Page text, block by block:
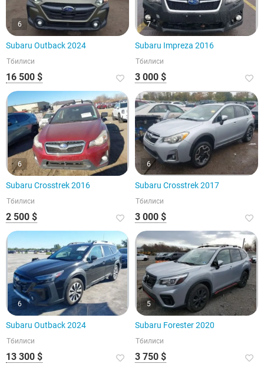
6
Subaru Outback 2024
Тбилиси
16 500 $
7
Subaru Impreza 2016
Тбилиси
3 000 $
6
Subaru Crosstrek 2016
Тбилиси
2 500 $
6
Subaru Crosstrek 2017
Тбилиси
3 000 $
6
Subaru Outback 2024
Тбилиси
13 300 $
5
Subaru Forester 2020
Тбилиси
3 750 $